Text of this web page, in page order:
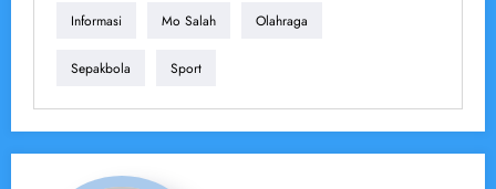
Informasi Mo Salah Olahraga
Sepakbola Sport